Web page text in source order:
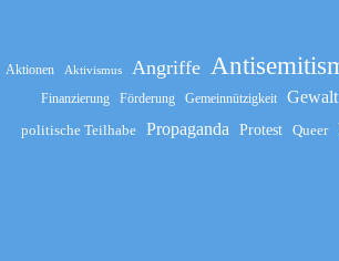
Aktionen Aktivismus Angriffe
Finanzierung Förderung Gemeinnützigkeit Gewalt
politische Teilhabe Propaganda Protest Queer